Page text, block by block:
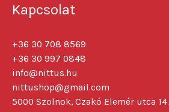
Kapcsolat
+36 30 708 8569
+36 30 997 0848
info@nittus.hu
nittushop@gmail.com
5000 Szolnok, Czakó Elemér utca 14.